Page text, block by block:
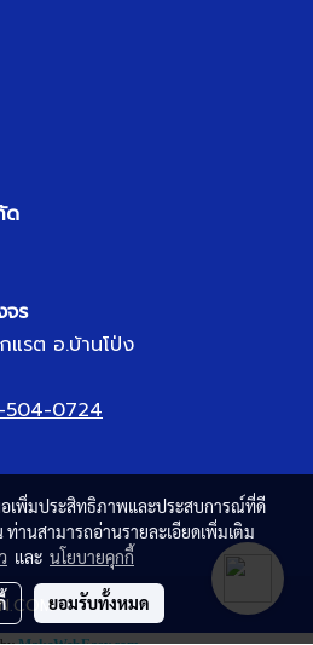
ด
ร
แรต อ.บ้านโป่ง
504-0724
อเพิ่มประสิทธิภาพและประสบการณ์ที่ดี
ท่านสามารถอ่านรายละเอียดเพิ่มเติม
และ นโยบายคุกกี้
ยอมรับทั้งหมด